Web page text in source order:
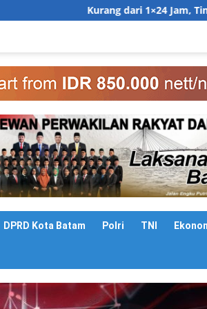
Kurang dari 1×24 Jam, Tim
DPRD Kota Batam Polri TNI